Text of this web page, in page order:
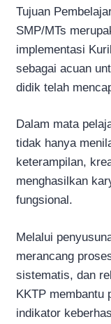
Tujuan
SMP/MTs
implementasi
sebagai acuan
didik telah
Dalam mata
tidak hanya
keterampilan,
menghasilkan
fungsional.
Melalui
merancang
sistematis, dan
KKTP membantu
indikator